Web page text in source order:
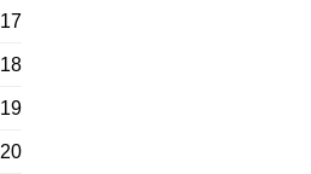
17
18
19
20